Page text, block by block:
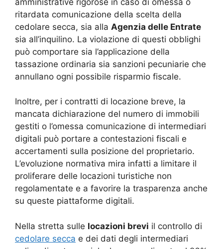
ritardata comunicazione della scelta della
cedolare secca, sia alla Agenzia delle Entrate
sia all’inquilino. La violazione di questi obblighi
può comportare sia l’applicazione della
tassazione ordinaria sia sanzioni pecuniarie che
annullano ogni possibile risparmio fiscale.
Inoltre, per i contratti di locazione breve, la
mancata dichiarazione del numero di immobili
gestiti o l’omessa comunicazione di intermediari
digitali può portare a contestazioni fiscali e
accertamenti sulla posizione del proprietario.
L’evoluzione normativa mira infatti a limitare il
proliferare delle locazioni turistiche non
regolamentate e a favorire la trasparenza anche
su queste piattaforme digitali.
Nella stretta sulle locazioni brevi il controllo di
cedolare secca e dei dati degli intermediari